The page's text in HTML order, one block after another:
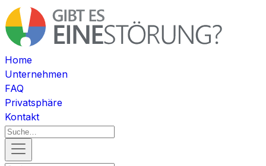
Home
Unternehmen
FAQ
Privatsphäre
Kontakt